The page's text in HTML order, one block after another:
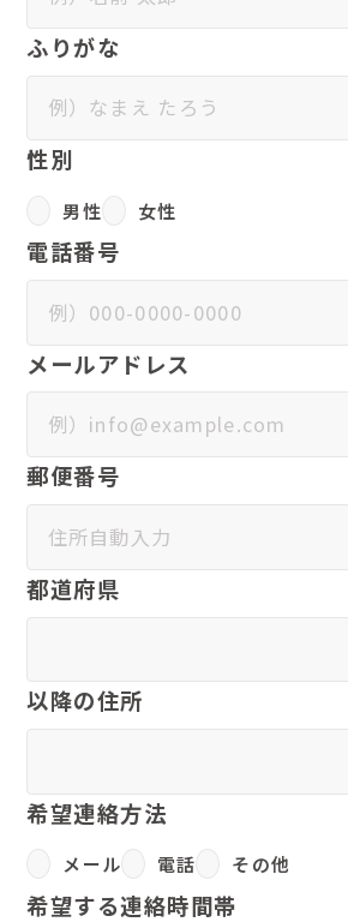
ふりがな
性別
男性 女性
電話番号
メールアドレス
郵便番号
都道府県
以降の住所
希望連絡方法
メール 電話 その他
希望する連絡時間帯